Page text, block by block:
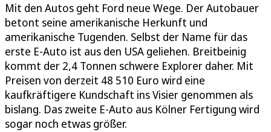
Mit den Autos geht Ford neue Wege. Der Autobauer
betont seine amerikanische Herkunft und
amerikanische Tugenden. Selbst der Name für das
erste E-Auto ist aus den USA geliehen. Breitbeinig
kommt der 2,4 Tonnen schwere Explorer daher. Mit
Preisen von derzeit 48 510 Euro wird eine
kaufkräftigere Kundschaft ins Visier genommen als
bislang. Das zweite E-Auto aus Kölner Fertigung wird
sogar noch etwas größer.